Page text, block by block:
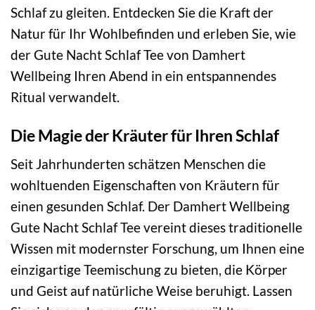
Schlaf zu gleiten. Entdecken Sie die Kraft der
Natur für Ihr Wohlbefinden und erleben Sie, wie
der Gute Nacht Schlaf Tee von Damhert
Wellbeing Ihren Abend in ein entspannendes
Ritual verwandelt.
Die Magie der Kräuter für Ihren Schlaf
Seit Jahrhunderten schätzen Menschen die
wohltuenden Eigenschaften von Kräutern für
einen gesunden Schlaf. Der Damhert Wellbeing
Gute Nacht Schlaf Tee vereint dieses traditionelle
Wissen mit modernster Forschung, um Ihnen eine
einzigartige Teemischung zu bieten, die Körper
und Geist auf natürliche Weise beruhigt. Lassen